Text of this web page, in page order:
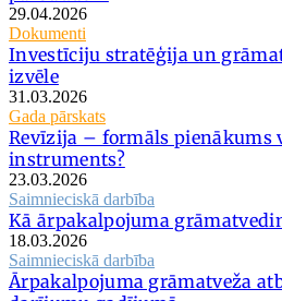
29.04.2026
Dokumenti
Investīciju stratēģija un
izvēle
31.03.2026
Gada pārskats
Revīzija – formāls pienākums
instruments?
23.03.2026
Saimnieciskā darbība
Kā ārpakalpojuma
18.03.2026
Saimnieciskā darbība
Ārpakalpojuma grāmatveža